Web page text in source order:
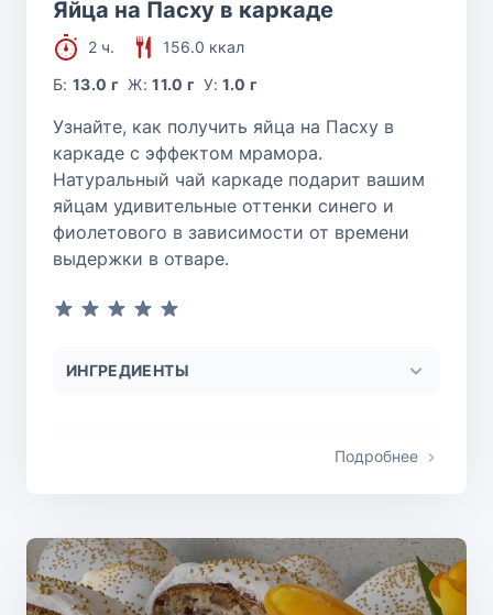
Яйца на Пасху в каркаде
2 ч.
156.0 ккал
Б:13.0 г Ж:11.0 г У:1.0 г
Узнайте, как получить яйца на Пасху в
каркаде с эффектом мрамора.
Натуральный чай каркаде подарит вашим
яйцам удивительные оттенки синего и
фиолетового в зависимости от времени
выдержки в отваре.
ИНГРЕДИЕНТЫ
Подробнее